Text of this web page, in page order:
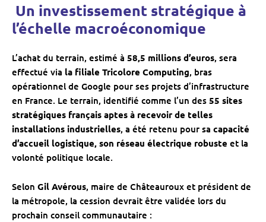
️ Un investissement stratégique à
l’échelle macroéconomique
L’achat du terrain, estimé à 58,5 millions d’euros, sera
effectué via la filiale Tricolore Computing, bras
opérationnel de Google pour ses projets d’infrastructure
en France. Le terrain, identifié comme l’un des 55 sites
stratégiques français aptes à recevoir de telles
installations industrielles, a été retenu pour sa capacité
d’accueil logistique, son réseau électrique robuste et la
volonté politique locale.
Selon Gil Avérous, maire de Châteauroux et président de
la métropole, la cession devrait être validée lors du
prochain conseil communautaire :